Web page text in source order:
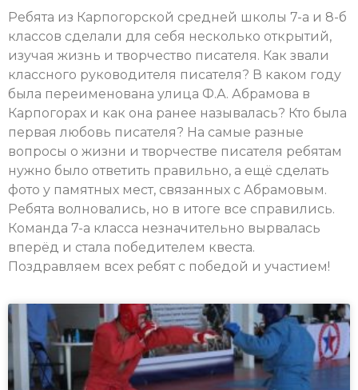
Ребята из Карпогорской средней школы 7-а и 8-б
классов сделали для себя несколько открытий,
изучая жизнь и творчество писателя. Как звали
классного руководителя писателя? В каком году
была переименована улица Ф.А. Абрамова в
Карпогорах и как она ранее называлась? Кто была
первая любовь писателя? На самые разные
вопросы о жизни и творчестве писателя ребятам
нужно было ответить правильно, а ещё сделать
фото у памятных мест, связанных с Абрамовым.
Ребята волновались, но в итоге все справились.
Команда 7-а класса незначительно вырвалась
вперёд и стала победителем квеста.
Поздравляем всех ребят с победой и участием!